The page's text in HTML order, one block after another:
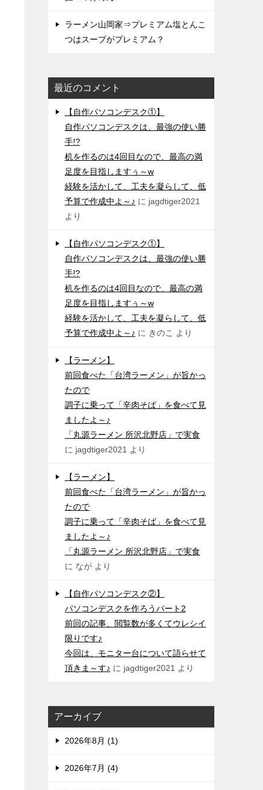
ラーメン山岡家⇒プレミアム塩とんこ
つはスープがプレミアム？
最近のコメント
【自作パソコンデスク①】
自作パソコンデスクは、最強の使い勝
手!?
机を作るのは4回目なので、最高の満
足度を目指しますぅ～w
経験を活かして、工夫を凝らして、低
予算で作成中よ～♪ に jagdtiger2021
より
【自作パソコンデスク①】
自作パソコンデスクは、最強の使い勝
手!?
机を作るのは4回目なので、最高の満
足度を目指しますぅ～w
経験を活かして、工夫を凝らして、低
予算で作成中よ～♪ に きのこ より
【ラーメン】
前回食べた「台湾ラーメン」が旨かっ
たので
調子に乗って「辛肉そば」を食べて見
ましたよ～♪
「丸源ラーメン 所沢北野店」で実食
に jagdtiger2021 より
【ラーメン】
前回食べた「台湾ラーメン」が旨かっ
たので
調子に乗って「辛肉そば」を食べて見
ましたよ～♪
「丸源ラーメン 所沢北野店」で実食
に なが より
【自作パソコンデスク②】
パソコンデスクを作ろうパート2
前回の記事、閲覧数が多くてウレシイ
限りです♪
今回は、モニター台について語らせて
頂きま～す♪ に jagdtiger2021 より
アーカイブ
2026年8月 (1)
2026年7月 (4)